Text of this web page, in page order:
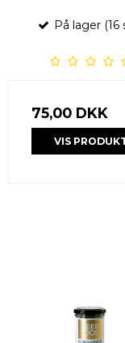
På lager (16
75,00 DKK
VIS